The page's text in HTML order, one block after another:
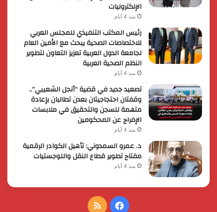
الإلكترونيات
منذ 4 أيام
رئيس المكتب التنفيذي للمجلس العربي
للاختصاصات الصحية يبحث مع الأمين العام
لجامعة الدول العربية تعزيز التعاون لتطوير
النظم الصحية العربية
منذ 4 أيام
تصعيد جديد في قضية “أنجل الشعيبي”..
وقفتان احتجاجيتان بعدن تطالبان بإعادة
متهمة للسجن والتحقيق في ملابسات
الإفراج عن المحكومين
منذ 4 أيام
د. عمرو السمدوني: تأهيل الكوادر الرقمية
مفتاح تطوير قطاع النقل واللوجستيات
منذ 4 أيام
فيسبوكملخص